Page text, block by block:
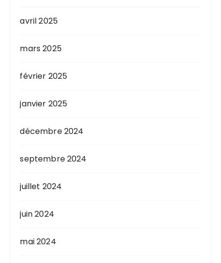
avril 2025
mars 2025
février 2025
janvier 2025
décembre 2024
septembre 2024
juillet 2024
juin 2024
mai 2024